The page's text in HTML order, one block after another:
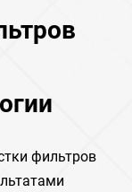
фильтров